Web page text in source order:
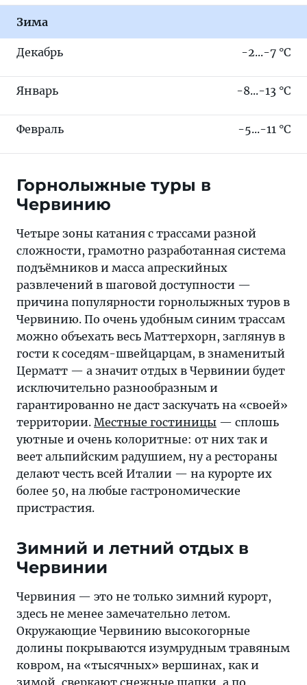
Зима
Декабрь -2...-7 °C
Январь -8...-13 °C
Февраль -5...-11 °C
Горнолыжные туры в
Червинию
Четыре зоны катания с трассами разной
сложности, грамотно разработанная система
подъёмников и масса апрескийных
развлечений в шаговой доступности —
причина популярности горнолыжных туров в
Червинию. По очень удобным синим трассам
можно объехать весь Маттерхорн, заглянув в
гости к соседям-швейцарцам, в знаменитый
Церматт — а значит отдых в Червинии будет
исключительно разнообразным и
гарантированно не даст заскучать на «своей»
территории. Местные гостиницы — сплошь
уютные и очень колоритные: от них так и
веет альпийским радушием, ну а рестораны
делают честь всей Италии — на курорте их
более 50, на любые гастрономические
пристрастия.
Зимний и летний отдых в
Червинии
Червиния — это не только зимний курорт,
здесь не менее замечательно летом.
Окружающие Червинию высокогорные
долины покрываются изумрудным травяным
ковром, на «тысячных» вершинах, как и
зимой, сверкают снежные шапки, а по